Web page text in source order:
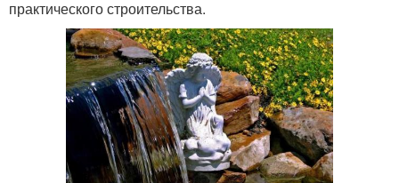
практического строительства.